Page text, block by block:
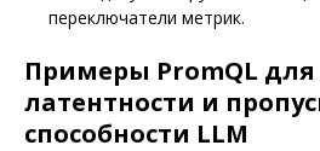
переключатели метрик.
Примеры PromQL
латентности и
способности LLM